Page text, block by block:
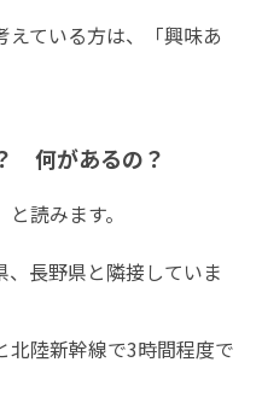
ている方は、「興味あ
何があるの？
読みます。
長野県と隣接していま
北陸新幹線で3時間程度で